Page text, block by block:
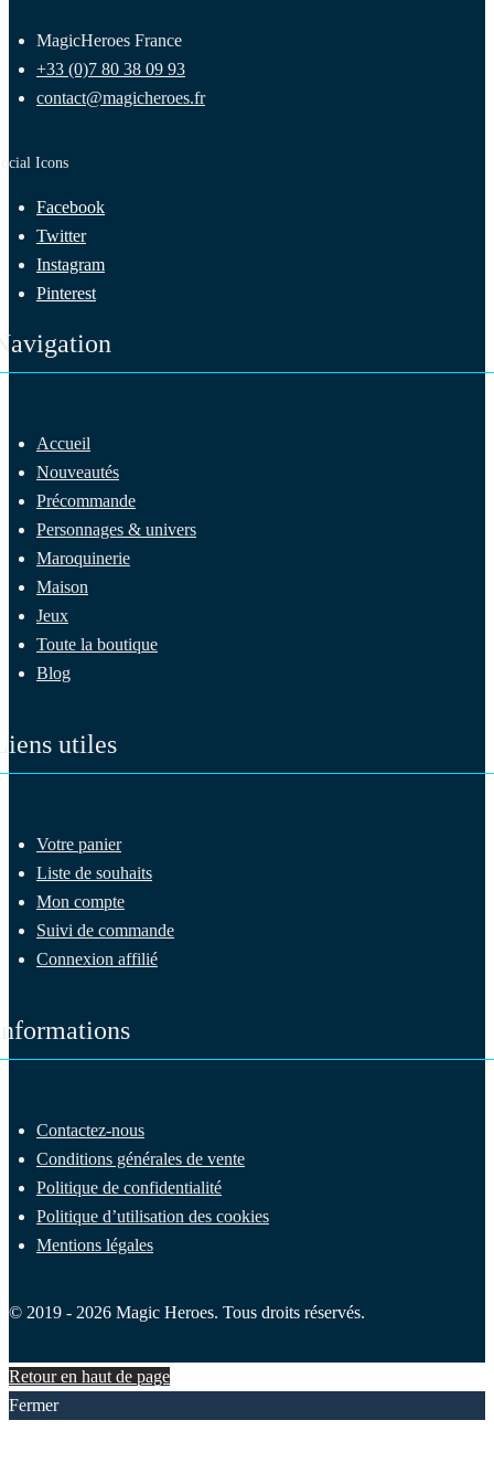
MagicHeroes France
+33 (0)7 80 38 09 93
contact@magicheroes.fr
Icons
Facebook
Twitter
Instagram
Pinterest
Accueil
Nouveautés
Précommande
Personnages & univers
Maroquinerie
Maison
Jeux
Toute la boutique
Blog
utiles
Votre panier
Liste de souhaits
Mon compte
Suivi de commande
Connexion affilié
Contactez-nous
Conditions générales de vente
Politique de confidentialité
Politique d’utilisation des cookies
Mentions légales
© 2019 - 2026 Magic Heroes. Tous droits réservés.
Retour en haut de page
Fermer